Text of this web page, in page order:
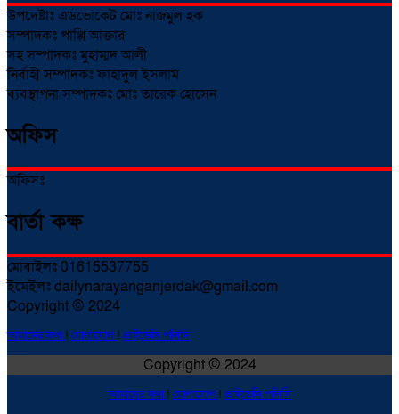
উপদেষ্টাঃ এডভোকেট মোঃ নাজমুল হক
সম্পাদকঃ পাপ্পি আক্তার
সহ সম্পাদকঃ মুহাম্মদ আলী
নির্বাহী সম্পাদকঃ ফাহাদুল ইসলাম
ব্যবস্থাপনা সম্পাদকঃ মোঃ তারেক হোসেন
অফিস
অফিসঃ
বার্তা কক্ষ
মোবাইলঃ 01615537755
ইমেইলঃ dailynarayanganjerdak@gmail.com
Copyright © 2024
আমাদের কথা! যোগাযোগ ! প্রাইভেসি পলিসি
Copyright © 2024
আমাদের কথা! যোগাযোগ ! প্রাইভেসি পলিসি